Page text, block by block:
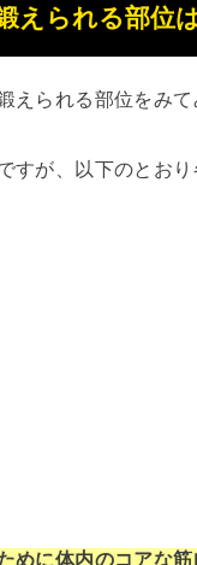
えられる部位
えられる部位をみて
すが、以下のとお
めに体内のコアな